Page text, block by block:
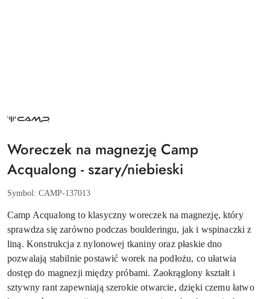
NAZWA
PRODUCENTA:
Woreczek na magnezję Camp
Acqualong - szary/niebieski
Symbol: CAMP-137013
Camp Acqualong to klasyczny woreczek na magnezję, który
sprawdza się zarówno podczas boulderingu, jak i wspinaczki z
liną. Konstrukcja z nylonowej tkaniny oraz płaskie dno
pozwalają stabilnie postawić worek na podłożu, co ułatwia
dostęp do magnezji między próbami. Zaokrąglony kształt i
sztywny rant zapewniają szerokie otwarcie, dzięki czemu łatwo